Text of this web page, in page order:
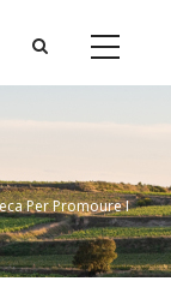
Per Promoure I